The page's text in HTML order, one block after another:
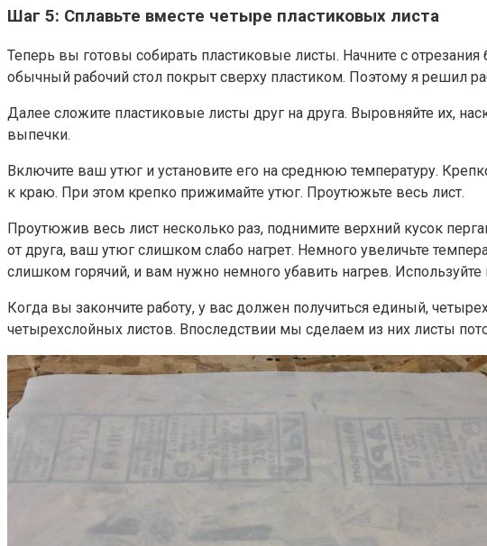
Шаг 5: Сплавьте вместе четыре пластиковых листа
Теперь вы готовы собирать пластиковые листы. Начните с
обычный рабочий стол покрыт сверху пластиком. Поэтому я решил
Далее сложите пластиковые листы друг на друга. Выровняйте их,
выпечки.
Включите ваш утюг и установите его на среднюю температуру.
к краю. При этом крепко прижимайте утюг. Проутюжьте весь лист.
Проутюжив весь лист несколько раз, поднимите верхний кусок
от друга, ваш утюг слишком слабо нагрет. Немного увеличьте
слишком горячий, и вам нужно немного убавить нагрев.
Когда вы закончите работу, у вас должен получиться единый,
четырехслойных листов. Впоследствии мы сделаем из них листы